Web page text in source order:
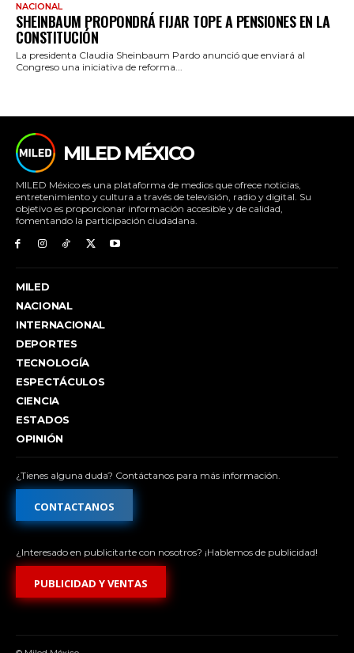
NACIONAL
SHEINBAUM PROPONDRÁ FIJAR TOPE A PENSIONES EN LA
CONSTITUCIÓN
La presidenta Claudia Sheinbaum Pardo anunció que enviará al
Congreso una iniciativa de reforma...
MILED MÉXICO
MILED México es una plataforma de medios que ofrece noticias,
entretenimiento y cultura a través de televisión, radio y digital. Su
objetivo es proporcionar información accesible y de calidad,
fomentando la participación ciudadana.
MILED
NACIONAL
INTERNACIONAL
DEPORTES
TECNOLOGÍA
ESPECTÁCULOS
CIENCIA
ESTADOS
OPINIÓN
¿Tienes alguna duda? Contáctanos para más información.
CONTACTANOS
¿Interesado en publicitarte con nosotros? ¡Hablemos de publicidad!
PUBLICIDAD Y VENTAS